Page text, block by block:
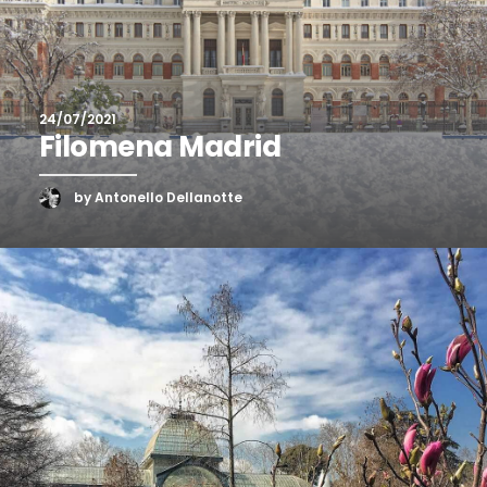
24/07/2021
Filomena Madrid
by Antonello Dellanotte